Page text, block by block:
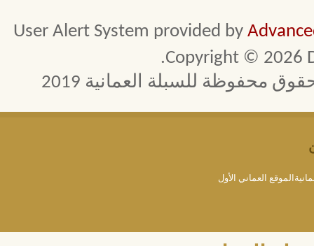
User Alert System provided by
Copyright © 2026
محفوظة للسبلة العمانية 2019
العماني الأول